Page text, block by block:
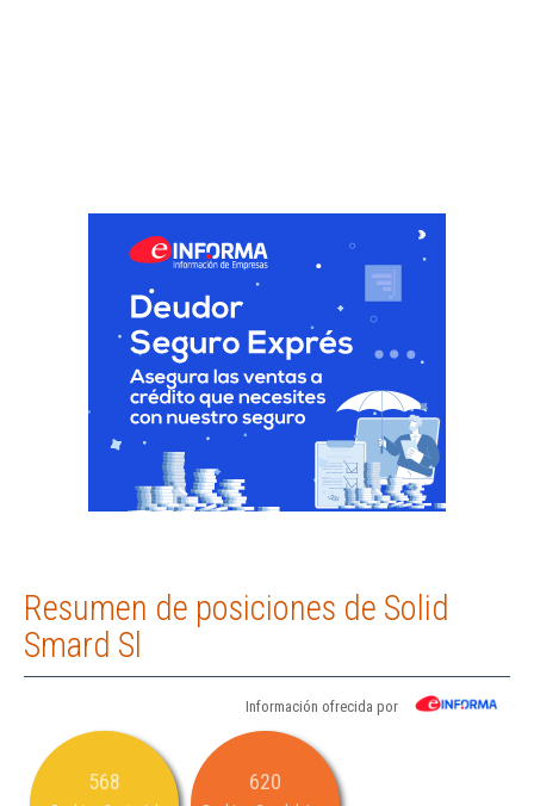
Resumen de posiciones de Solid
Smard Sl
Información ofrecida por
568 620